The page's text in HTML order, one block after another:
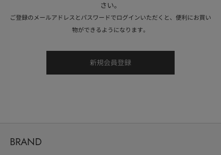
さい。
ご登録のメールアドレスとパスワードでログインいただくと、便利にお買い
物ができるようになります。
BRAND